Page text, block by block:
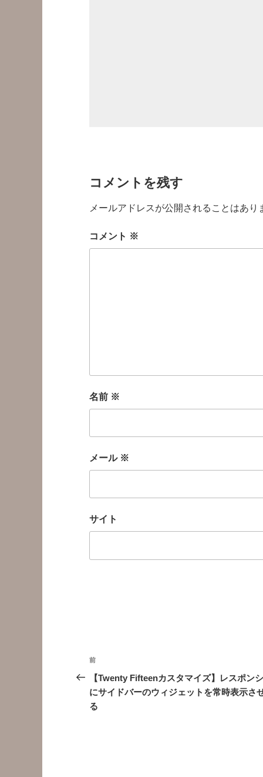
コメントを残す
メールアドレスが公開されることはあり
コメント ※
名前 ※
メール ※
サイト
投
稿
ナ
前
の
投
稿
前
【Twenty Fifteenカスタマイズ】レスポン
にサイドバーのウィジェットを常時表示さ
る